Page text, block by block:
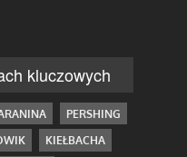
kluczowych
PERSHING
KIEŁBACHA